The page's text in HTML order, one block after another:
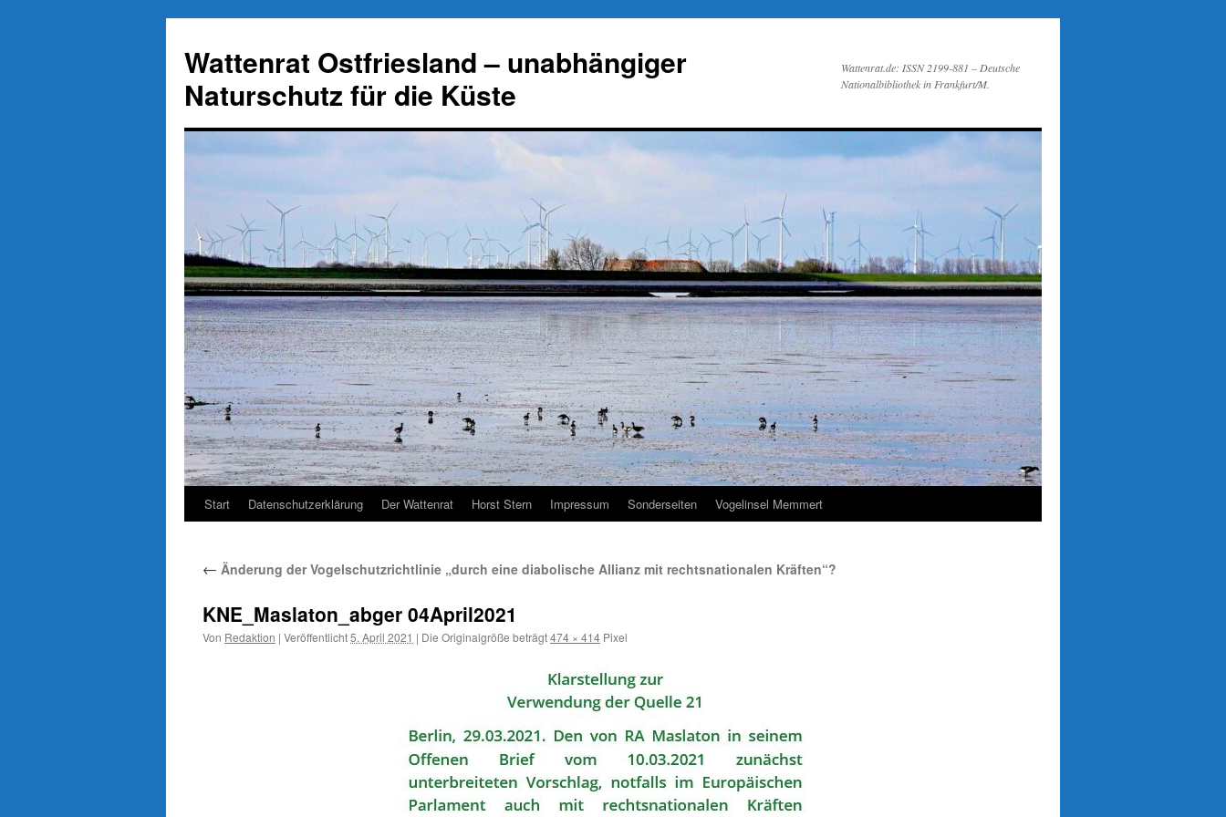
springen
Wattenrat Ostfriesland – unabhängiger
Naturschutz für die Küste
Wattenrat.de: ISSN 2199-881 – Deutsche
Nationalbibliothek in Frankfurt/M.
Start Datenschutzerklärung Der Wattenrat Horst Stern Impressum Sonderseiten Vogelinsel Memmert
← Änderung der Vogelschutzrichtlinie „durch eine diabolische Allianz mit rechtsnationalen Kräften“?
KNE_Maslaton_abger 04April2021
Von Redaktion | Veröffentlicht5. April 2021 | Die Originalgröße beträgt474 × 414 Pixel